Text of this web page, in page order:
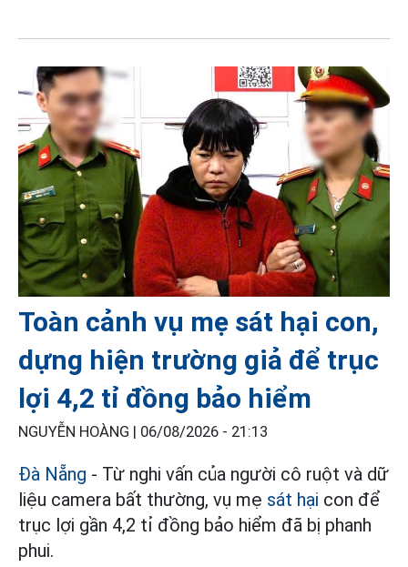
Toàn cảnh vụ mẹ sát hại con,
dựng hiện trường giả để trục
lợi 4,2 tỉ đồng bảo hiểm
NGUYỄN HOÀNG | 06/08/2026 - 21:13
Đà Nẵng - Từ nghi vấn của người cô ruột và dữ
liệu camera bất thường, vụ mẹ sát hại con để
trục lợi gần 4,2 tỉ đồng bảo hiểm đã bị phanh
phui.